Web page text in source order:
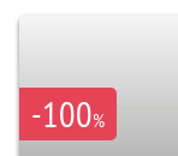
-100%